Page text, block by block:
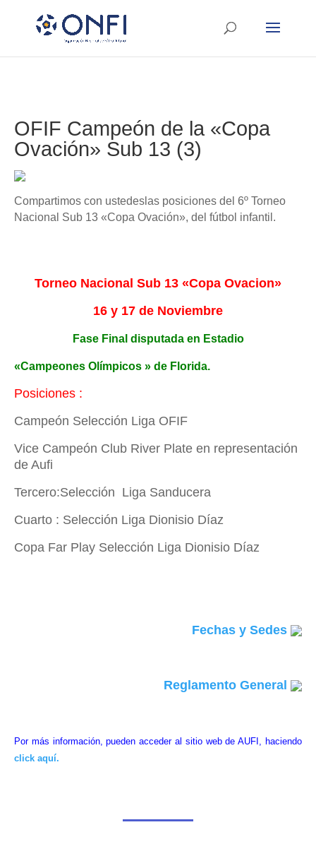
OFIF Campeón de la «Copa
Ovación» Sub 13 (3)
Compartimos con ustedeslas posiciones del 6º Torneo
Nacional Sub 13 «Copa Ovación», del fútbol infantil.
Torneo Nacional Sub 13 «Copa Ovacion»
16 y 17 de Noviembre
Fase Final disputada en Estadio
«Campeones Olímpicos » de Florida.
Posiciones :
Campeón Selección Liga OFIF
Vice Campeón Club River Plate en representación
de Aufi
Tercero:Selección Liga Sanducera
Cuarto : Selección Liga Dionisio Díaz
Copa Far Play Selección Liga Dionisio Díaz
Fechas y Sedes
Reglamento General
Por más información, pueden acceder al sitio web de AUFI, haciendo
click aquí.